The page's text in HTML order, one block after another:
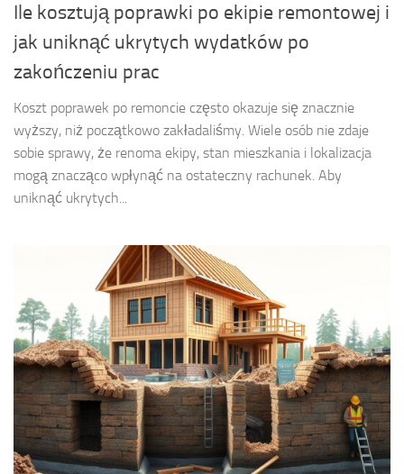
Ile kosztują poprawki po ekipie remontowej i
jak uniknąć ukrytych wydatków po
zakończeniu prac
Koszt poprawek po remoncie często okazuje się znacznie
wyższy, niż początkowo zakładaliśmy. Wiele osób nie zdaje
sobie sprawy, że renoma ekipy, stan mieszkania i lokalizacja
mogą znacząco wpłynąć na ostateczny rachunek. Aby
uniknąć ukrytych...